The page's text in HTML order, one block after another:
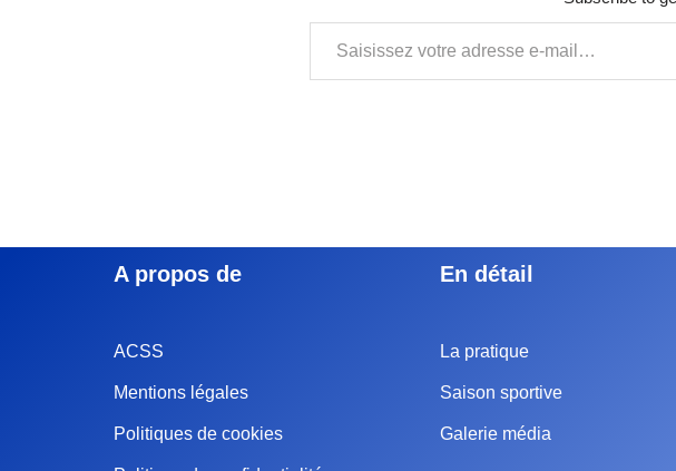
A propos de
ACSS
Mentions légales
Politiques de cookies
En détail
La pratique
Saison sportive
Galerie média